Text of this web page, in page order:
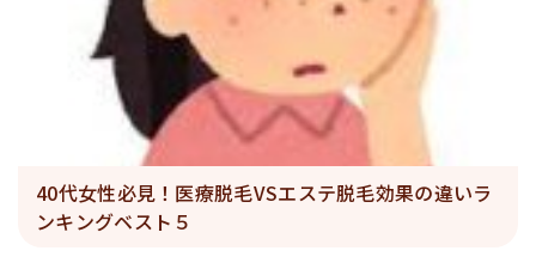
40代女性必見！医療脱毛VSエステ脱毛効果の違いラ
ンキングベスト５